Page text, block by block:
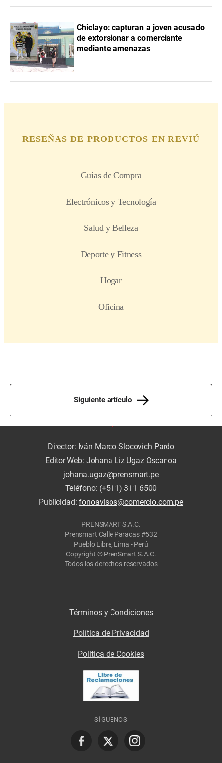
Chiclayo: capturan a joven acusado
de extorsionar a comerciante
mediante amenazas
Siguiente artículo
Director: Iván Marco Slocovich Pardo
Editor Web: Johana Liz Ugaz Oscanoa
johana.ugaz@prensmart.pe
Teléfono: (+511) 311 6500
Publicidad:fonoavisos@comercio.com.pe
PRENSMART S.A.C.
Prensmart Calle Paracas #532
Pueblo Libre, Lima - Perú
Copyright © PrenSmart S.A.C.
Todos los derechos reservados
Términos y Condiciones
Política de Privacidad
Politica de Cookies
SÍGUENOS